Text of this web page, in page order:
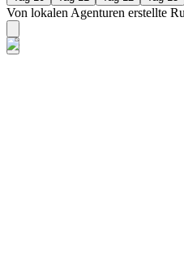
Von lokalen Agenturen erstellte